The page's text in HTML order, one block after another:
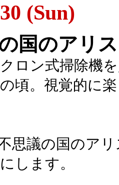
(Sun)
国のアリス
ロン式掃除機
頃。視覚的に
思議の国のア
します。